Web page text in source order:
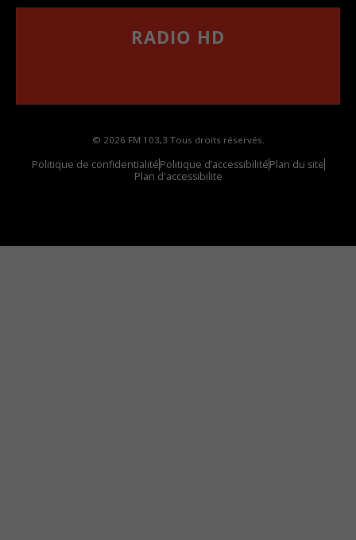
RADIO HD
© 2026 FM 103,3 Tous droits réservés.
Politique de confidentialitéPolitique d’accessibilitéPlan du site
Plan d'accessibilite